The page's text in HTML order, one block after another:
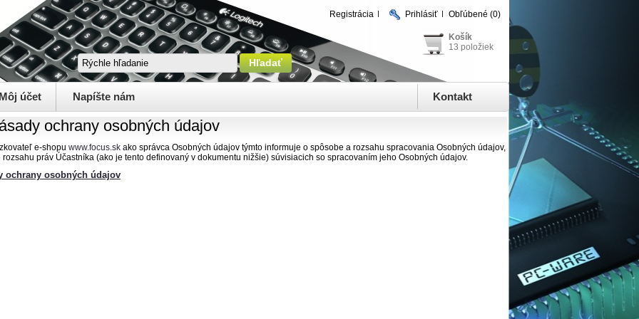
Registrácia Prihlásiť Obľúbené (0)
Košík
13 položiek
účet Napíšte nám Kontakt
ochrany osobných údajov
e-shopu www.focus.sk ako správca Osobných údajov týmto informuje o spôsobe a rozsahu spracovania Osobných údajov,
rozsahu práv Účastníka (ako je tento definovaný v dokumentu nižšie) súvisiacich so spracovaním jeho Osobných údajov.
ochrany osobných údajov